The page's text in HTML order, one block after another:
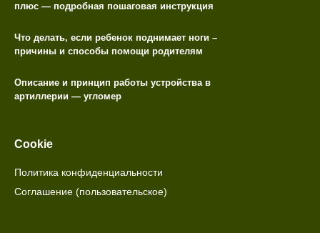
плюс — подробная пошаговая инструкция
Что делать, если ребенок поднимает ноги –
причины и способы помощи родителям
Описание и принцип работы устройства в
артиллерии — угломер
Cookie
Политика конфиденциальности
Соглашение (пользовательское)